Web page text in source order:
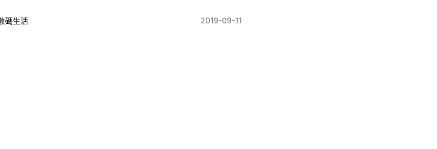
碼生活 2019-09-11